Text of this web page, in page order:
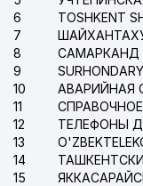
6
7
8
9
10
11
12
13
14
15